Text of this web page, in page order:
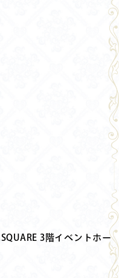
3階イベントホー